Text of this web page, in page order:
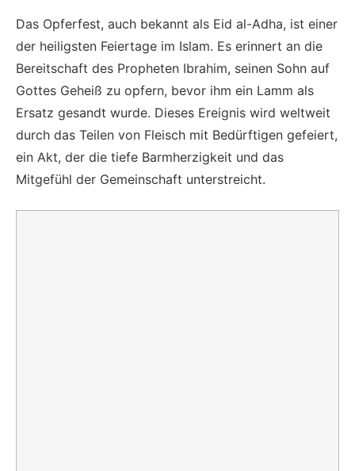
Das Opferfest, auch bekannt als Eid al-Adha, ist einer
der heiligsten Feiertage im Islam. Es erinnert an die
Bereitschaft des Propheten Ibrahim, seinen Sohn auf
Gottes Geheiß zu opfern, bevor ihm ein Lamm als
Ersatz gesandt wurde. Dieses Ereignis wird weltweit
durch das Teilen von Fleisch mit Bedürftigen gefeiert,
ein Akt, der die tiefe Barmherzigkeit und das
Mitgefühl der Gemeinschaft unterstreicht.